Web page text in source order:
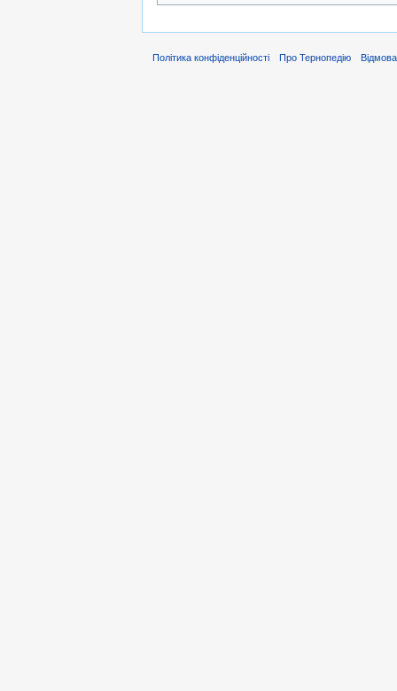
Політика конфіденційності Про Тернопедію